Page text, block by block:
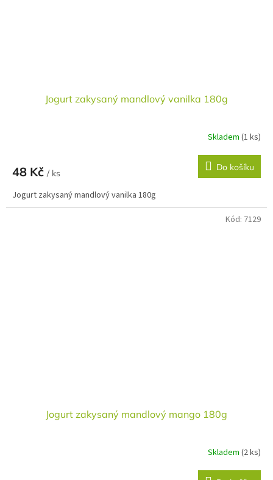
Jogurt zakysaný mandlový vanilka 180g
Skladem (1 ks)
48 Kč / ks
Do košíku
Jogurt zakysaný mandlový vanilka 180g
Jogurt zakysaný mandlový mango 180g
Skladem (2 ks)
Kód: 7129